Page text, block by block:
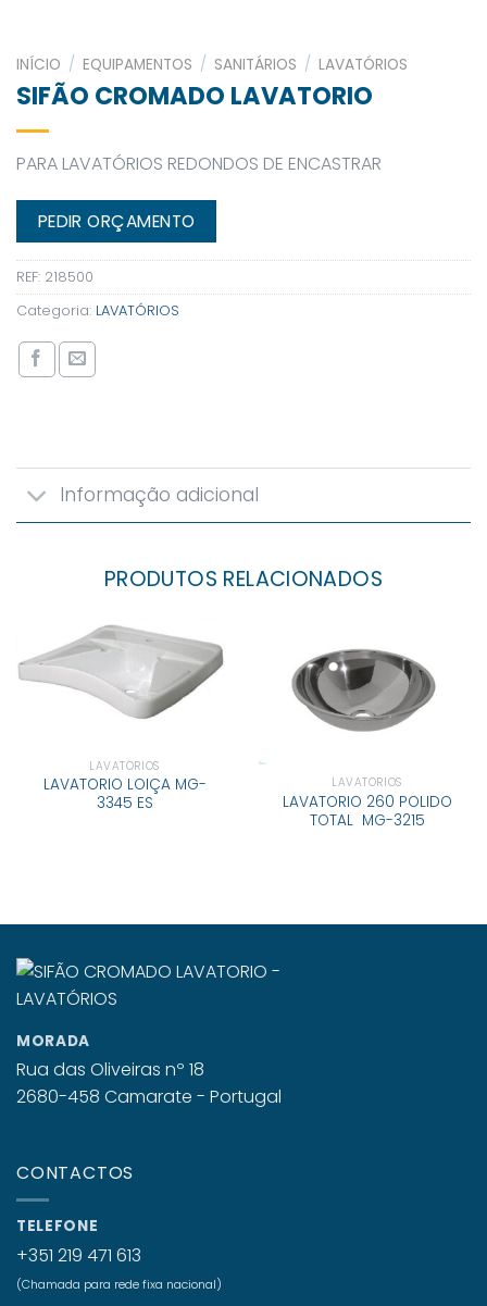
INÍCIO / EQUIPAMENTOS / SANITÁRIOS / LAVATÓRIOS
SIFÃO CROMADO LAVATORIO
PARA LAVATÓRIOS REDONDOS DE ENCASTRAR
PEDIR ORÇAMENTO
REF: 218500
Categoria: LAVATÓRIOS
Informação adicional
PRODUTOS RELACIONADOS
LAVATÓRIOS
LAVATORIO LOIÇA MG-
3345 ES
LAVATÓRIOS
LAVATORIO 260 POLIDO
TOTAL MG-3215
MORADA
Rua das Oliveiras nº 18
2680-458 Camarate - Portugal
CONTACTOS
TELEFONE
+351 219 471 613
(Chamada para rede fixa nacional)